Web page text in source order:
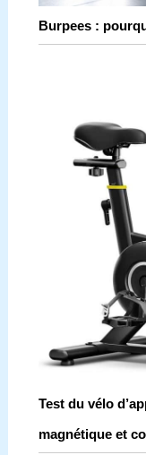
Burpees :
Test du vélo
magnétique et